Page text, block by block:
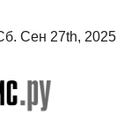
Сен 27th, 2025